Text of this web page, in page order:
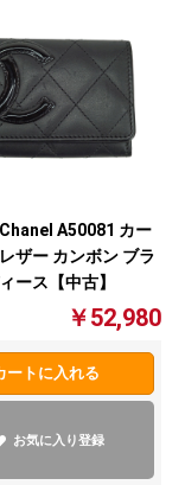
A50081 カー
ザー カンボン ブラ
ース【中古】
￥52,980
ートに入れる
お気に入り登録